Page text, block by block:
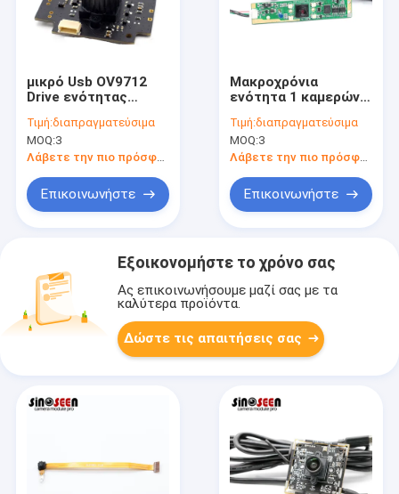
μικρό Usb OV9712
Drive ενότητας
HD ελεύθερο για το
αυτοκίνητο DVR
Τιμή:διαπραγματεύσιμα
MOQ:3
Λάβετε την πιο πρόσφατη τιμή
Επικοινωνήστε
Μακροχρόνια
ενότητα 1 καμερών
USB λουρίδων μέγα
εικονοκύτταρο με
LEDs
Τιμή:διαπραγματεύσιμα
MOQ:3
Λάβετε την πιο πρόσφατη τιμή
Επικοινωνήστε
Εξοικονομήστε το χρόνο σας
Ας επικοινωνήσουμε μαζί σας με τα
καλύτερα προϊόντα.
Δώστε τις απαιτήσεις σας